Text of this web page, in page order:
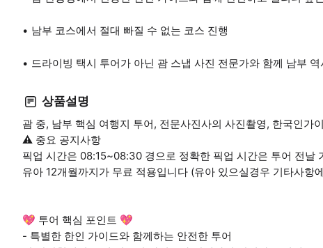
남부 코스에서 절대 빠질 수 없는 코스 진행
드라이빙 택시 투어가 아닌 괌 스냅 사진 전문가와 함께 남부
상품설명
괌 중, 남부 핵심 여행지 투어, 전문사진사의 사진촬영, 한국인가
⚠️ 중요 공지사항
픽업 시간은 08:15~08:30 경으로 정확한 픽업 시간은 투어 전날
유아 12개월까지가 무료 적용입니다 (유아 있으실경우 기타사항
💖 투어 핵심 포인트 💖
- 특별한 한인 가이드와 함께하는 안전한 투어